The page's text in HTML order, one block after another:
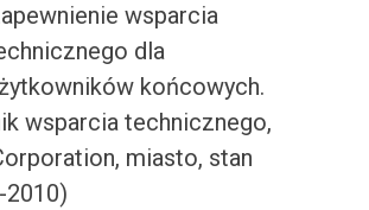
wsparcia
dla
końcowych.
wsparcia technicznego,
miasto, stan
2010)